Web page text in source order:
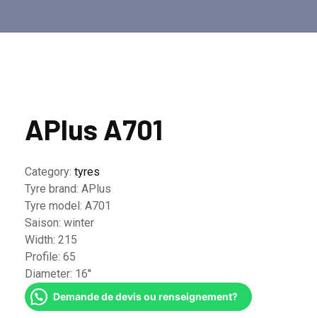
APlus A701
Category: tyres
Tyre brand: APlus
Tyre model: A701
Saison: winter
Width: 215
Profile: 65
Diameter: 16''
Demande de devis ou renseignement?